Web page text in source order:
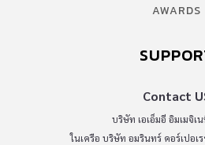
AWARDS
Contact
บริษัท เอเอ็มอี อิมเมจิเ
ในเครือ บริษัท อมรินทร์ คอร์เปอ